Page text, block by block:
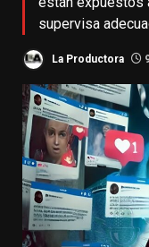
supervisa
La Productora